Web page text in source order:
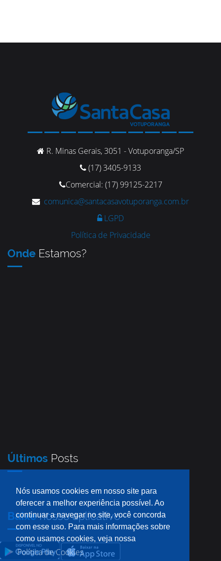
Nós usamos cookies em nosso site para
oferecer a melhor experiência possível. Ao
continuar a navegar no site, você concorda
com esse uso. Para mais informações sobre
como usamos cookies, veja nossa
Política de Cookies
R. Minas Gerais, 3051 - Votuporanga/SP
(17) 3405-9133
Comercial: (17) 99125-2217
comunica@santacasavotuporanga.com.br
LGPD
Política de Privacidade
Onde Estamos?
Últimos Posts
Baixenosso aplicativo